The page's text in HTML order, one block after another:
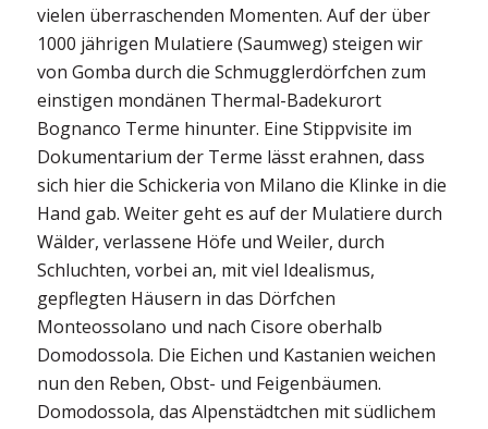
vielen überraschenden Momenten. Auf der über
1000 jährigen Mulatiere (Saumweg) steigen wir
von Gomba durch die Schmugglerdörfchen zum
einstigen mondänen Thermal-Badekurort
Bognanco Terme hinunter. Eine Stippvisite im
Dokumentarium der Terme lässt erahnen, dass
sich hier die Schickeria von Milano die Klinke in die
Hand gab. Weiter geht es auf der Mulatiere durch
Wälder, verlassene Höfe und Weiler, durch
Schluchten, vorbei an, mit viel Idealismus,
gepflegten Häusern in das Dörfchen
Monteossolano und nach Cisore oberhalb
Domodossola. Die Eichen und Kastanien weichen
nun den Reben, Obst- und Feigenbäumen.
Domodossola, das Alpenstädtchen mit südlichem